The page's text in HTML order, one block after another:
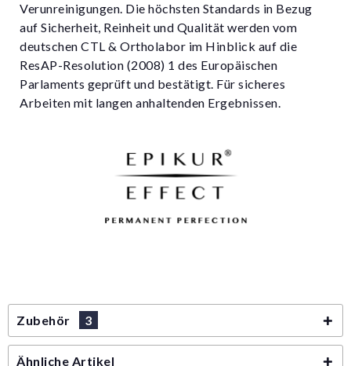
Verunreinigungen. Die höchsten Standards in Bezug
auf Sicherheit, Reinheit und Qualität werden vom
deutschen CTL & Ortholabor im Hinblick auf die
ResAP-Resolution (2008) 1 des Europäischen
Parlaments geprüft und bestätigt. Für sicheres
Arbeiten mit langen anhaltenden Ergebnissen.
Zubehör 3
Ähnliche Artikel